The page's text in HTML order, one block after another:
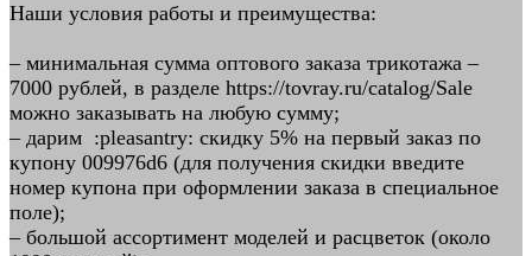
Наши условия работы и преимущества:
– минимальная сумма оптового заказа трикотажа –
7000 рублей, в разделе https://tovray.ru/catalog/Sale
можно заказывать на любую сумму;
– дарим :pleasantry: скидку 5% на первый заказ по
купону 009976d6 (для получения скидки введите
номер купона при оформлении заказа в специальное
поле);
– большой ассортимент моделей и расцветок (около